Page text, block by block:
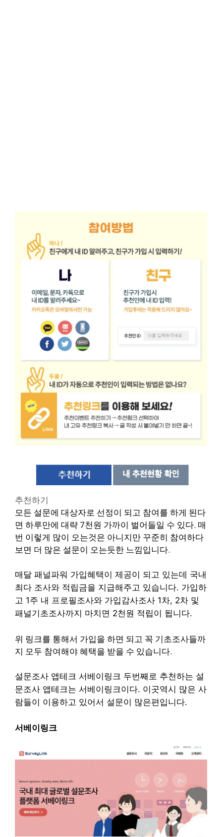
추천하기
모든 설문에 대상자로 선정이 되고 참여를 하게 된다
면 하루만에 대략 7천원 가까이 벌어들일 수 있다. 매
번 이렇게 많이 오는것은 아니지만 꾸준히 참여하다
보면 더 많은 설문이 오는듯한 느낌입니다.
매달 패널파워 가입혜택이 제공이 되고 있는데 국내
최다 조사와 적립금을 지급해주고 있습니다. 가입하
고 1주 내 프로필조사와 가입감사조사 1차, 2차 및
패널기초조사까지 마치면 2천원 적립이 됩니다.
위 링크를 통해서 가입을 하면 되고 꼭 기초조사들까
지 모두 참여해야 혜택을 받을 수 있습니다.
설문조사 앱테크 서베이링크 두번째로 추천하는 설
문조사 앱테크는 서베이링크이다. 이곳역시 많은 사
람들이 이용하고 있어서 설문이 많은편입니다.
서베이링크